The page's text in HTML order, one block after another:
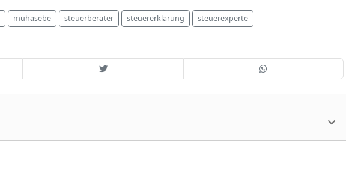
muhasebe steuerberater steuererklärung steuerexperte